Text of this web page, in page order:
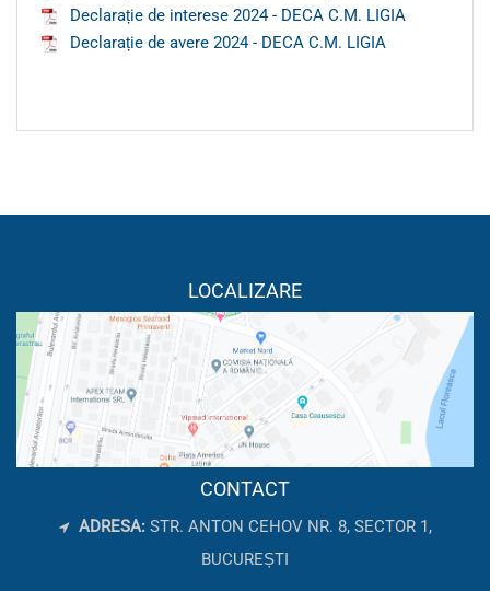
Declarație de interese 2024 - DECA C.M. LIGIA
Declarație de avere 2024 - DECA C.M. LIGIA
LOCALIZARE
CONTACT
ADRESA: STR. ANTON CEHOV NR. 8, SECTOR 1,
BUCUREȘTI